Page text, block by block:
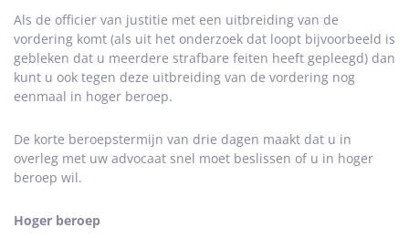
Als de officier van justitie met een uitbreiding van de
vordering komt (als uit het onderzoek dat loopt bijvoorbeeld is
gebleken dat u meerdere strafbare feiten heeft gepleegd) dan
kunt u ook tegen deze uitbreiding van de vordering nog
eenmaal in hoger beroep.
De korte beroepstermijn van drie dagen maakt dat u in
overleg met uw advocaat snel moet beslissen of u in hoger
beroep wil.
Hoger beroep